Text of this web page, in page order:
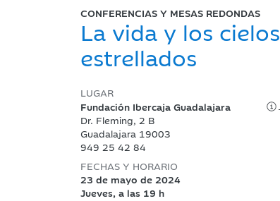
CONFERENCIAS Y MESAS REDONDAS
La vida y los cielos
estrellados
LUGAR
Fundación Ibercaja Guadalajara
Dr. Fleming, 2 B
Guadalajara 19003
949 25 42 84
FECHAS Y HORARIO
23 de mayo de 2024
Jueves, a las 19 h